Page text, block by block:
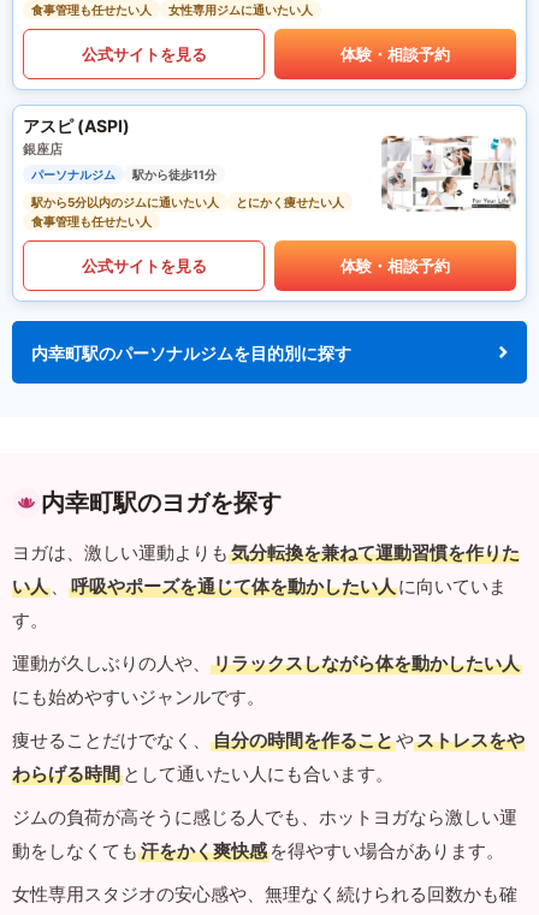
食事管理も任せたい人
女性専用ジムに通いたい人
公式サイトを見る 体験・相談予約
アスピ (ASPI)
銀座店
パーソナルジム
駅から徒歩11分
駅から5分以内のジムに通いたい人
とにかく痩せたい人
食事管理も任せたい人
公式サイトを見る 体験・相談予約
内幸町駅のパーソナルジムを目的別に探す
内幸町駅のヨガを探す
ヨガは、激しい運動よりも 気分転換を兼ねて運動習慣を作りた
い人 、 呼吸やポーズを通じて体を動かしたい人に向いていま
す。
運動が久しぶりの人や、
リラックスしながら体を動かしたい人
にも始めやすいジャンルです。
痩せることだけでなく、
自分の時間を作ることやストレスをや
わらげる時間 として通いたい人にも合います。
ジムの負荷が高そうに感じる人でも、ホットヨガなら激しい運
動をしなくても 汗をかく爽快感 を得やすい場合があります。
女性専用スタジオの安心感や、無理なく続けられる回数かも確